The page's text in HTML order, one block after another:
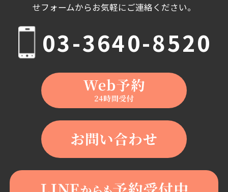
せフォームからお気軽にご連絡ください。
03-3640-8520